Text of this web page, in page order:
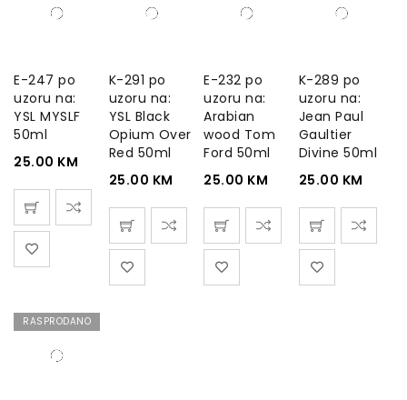
E-247 po
uzoru na:
YSL MYSLF
50ml
25.00 KM
K-291 po
uzoru na:
YSL Black
Opium Over
Red 50ml
25.00 KM
E-232 po
uzoru na:
Arabian
wood Tom
Ford 50ml
25.00 KM
K-289 po
uzoru na:
Jean Paul
Gaultier
Divine 50ml
25.00 KM
RASPRODANO